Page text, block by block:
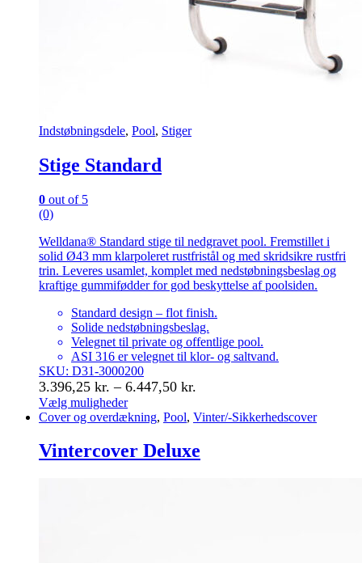
Indstøbningsdele, Pool, Stiger
Stige Standard
0 out of 5
(0)
Welldana® Standard stige til nedgravet pool. Fremstillet i
solid Ø43 mm klarpoleret rustfristål og med skridsikre rustfri
trin. Leveres usamlet, komplet med nedstøbningsbeslag og
kraftige gummifødder for god beskyttelse af poolsiden.
Standard design – flot finish.
Solide nedstøbningsbeslag.
Velegnet til private og offentlige pool.
ASI 316 er velegnet til klor- og saltvand.
SKU: D31-3000200
3.396,25 kr. – 6.447,50 kr.
til
Vælg muligheder
Dette
har
flere
Cover og overdækning, Pool, Vinter/-Sikkerhedscover
Vintercover Deluxe